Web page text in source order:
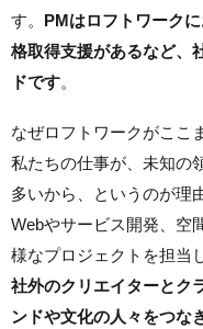
す。 PMはロフトワーク
格取得支援があるなど、
ドです。
なぜロフトワークがここ
私たちの仕事が、未知の
多いから、というのが理
Webやサービス開発、空
様なプロジェクトを担当
社外のクリエイターとク
ンドや文化の人々をつな